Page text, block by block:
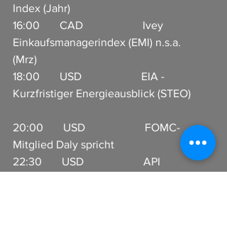
Index (Jahr)
16:00       CAD                     Ivey
Einkaufsmanagerindex (EMI) n.s.a.
(Mrz)
18:00       USD                     EIA -
Kurzfristiger Energieausblick (STEO)
20:00       USD                     FOMC-
Mitglied Daly spricht
22:30       USD                     API